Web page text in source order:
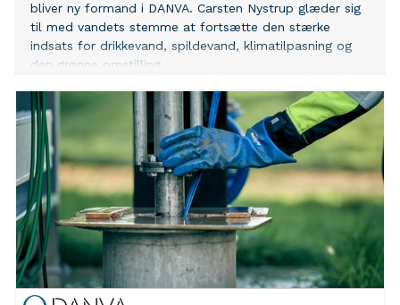
bliver ny formand i DANVA. Carsten Nystrup glæder sig
til med vandets stemme at fortsætte den stærke
indsats for drikkevand, spildevand, klimatilpasning og
den grønne omstilling.